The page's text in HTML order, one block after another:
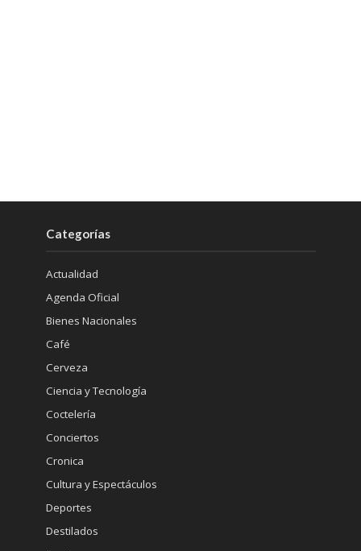
Categorías
Actualidad
Agenda Oficial
Bienes Nacionales
Café
Cerveza
Ciencia y Tecnología
Coctelería
Conciertos
Cronica
Cultura y Espectáculos
Deportes
Destilados